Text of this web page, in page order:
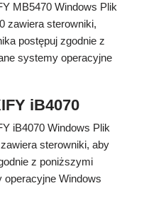
MB5470 Windows Plik
zawiera sterowniki,
postępuj zgodnie z
systemy operacyjne
iB4070
iB4070 Windows Plik
sterowniki, aby
z poniższymi
operacyjne Windows